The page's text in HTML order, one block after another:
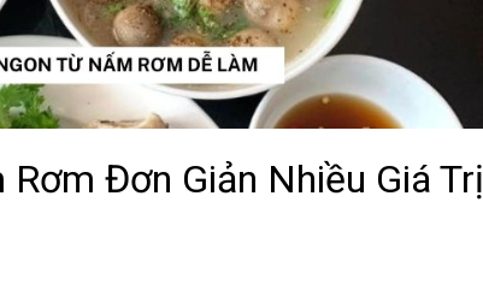
Đơn Giản Nhiều Giá Trị